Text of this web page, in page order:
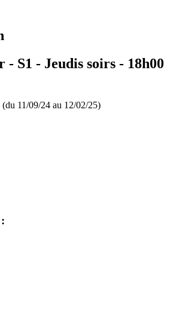
- S1 - Jeudis soirs - 18h00
(du 11/09/24 au 12/02/25)